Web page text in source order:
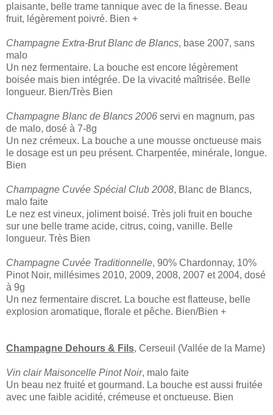
plaisante, belle trame tannique avec de la finesse. Beau
fruit, légèrement poivré. Bien +
Champagne Extra-Brut Blanc de Blancs, base 2007, sans
malo
Un nez fermentaire. La bouche est encore légèrement
boisée mais bien intégrée. De la vivacité maîtrisée. Belle
longueur. Bien/Très Bien
Champagne Blanc de Blancs 2006 servi en magnum, pas
de malo, dosé à 7-8g
Un nez crémeux. La bouche a une mousse onctueuse mais
le dosage est un peu présent. Charpentée, minérale, longue.
Bien
Champagne Cuvée Spécial Club 2008, Blanc de Blancs,
malo faite
Le nez est vineux, joliment boisé. Très joli fruit en bouche
sur une belle trame acide, citrus, coing, vanille. Belle
longueur. Très Bien
Champagne Cuvée Traditionnelle, 90% Chardonnay, 10%
Pinot Noir, millésimes 2010, 2009, 2008, 2007 et 2004, dosé
à 9g
Un nez fermentaire discret. La bouche est flatteuse, belle
explosion aromatique, florale et pêche. Bien/Bien +
Champagne Dehours & Fils, Cerseuil (Vallée de la Marne)
Vin clair Maisoncelle Pinot Noir, malo faite
Un beau nez fruité et gourmand. La bouche est aussi fruitée
avec une faible acidité, crémeuse et onctueuse. Bien